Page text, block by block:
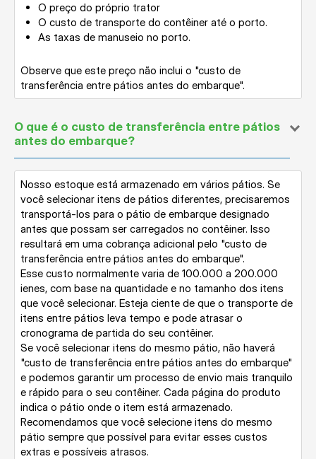
O preço do próprio trator
O custo de transporte do contêiner até o porto.
As taxas de manuseio no porto.
Observe que este preço não inclui o "custo de
transferência entre pátios antes do embarque".
O que é o custo de transferência entre pátios
antes do embarque?
Nosso estoque está armazenado em vários pátios. Se
você selecionar itens de pátios diferentes, precisaremos
transportá-los para o pátio de embarque designado
antes que possam ser carregados no contêiner. Isso
resultará em uma cobrança adicional pelo "custo de
transferência entre pátios antes do embarque".
Esse custo normalmente varia de 100.000 a 200.000
ienes, com base na quantidade e no tamanho dos itens
que você selecionar. Esteja ciente de que o transporte de
itens entre pátios leva tempo e pode atrasar o
cronograma de partida do seu contêiner.
Se você selecionar itens do mesmo pátio, não haverá
"custo de transferência entre pátios antes do embarque"
e podemos garantir um processo de envio mais tranquilo
e rápido para o seu contêiner. Cada página do produto
indica o pátio onde o item está armazenado.
Recomendamos que você selecione itens do mesmo
pátio sempre que possível para evitar esses custos
extras e possíveis atrasos.